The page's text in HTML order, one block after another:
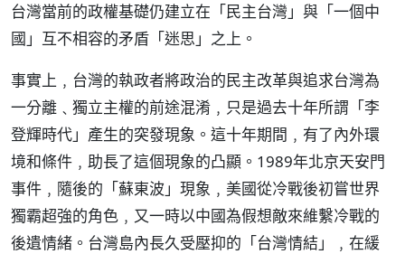
台灣當前的政權基礎仍建立在「民主台灣」與「一個中
國」互不相容的矛盾「迷思」之上。
事實上﹐台灣的執政者將政治的民主改革與追求台灣為
一分離﹑獨立主權的前途混淆﹐只是過去十年所謂「李
登輝時代」產生的突發現象。這十年期間﹐有了內外環
境和條件﹐助長了這個現象的凸顯。1989年北京天安門
事件﹐隨後的「蘇東波」現象﹐美國從冷戰後初嘗世界
獨霸超強的角色﹐又一時以中國為假想敵來維繫冷戰的
後遺情緒。台灣島內長久受壓抑的「台灣情結」﹐在緩